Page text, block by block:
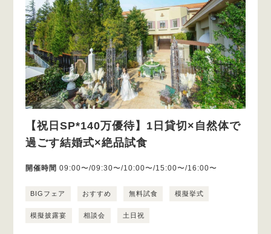
【祝日SP*140万優待】1日貸切×自然体で
過ごす結婚式×絶品試食
開催時間 09:00〜/09:30〜/10:00〜/15:00〜/16:00〜
BIGフェア おすすめ 無料試食 模擬挙式
模擬披露宴 相談会 土日祝